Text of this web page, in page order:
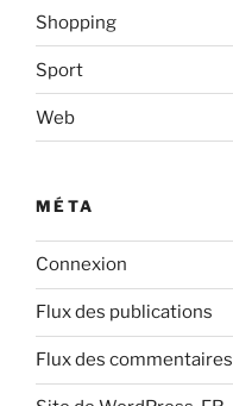
Shopping
Sport
Web
MÉTA
Connexion
Flux des publications
Flux des commentaires